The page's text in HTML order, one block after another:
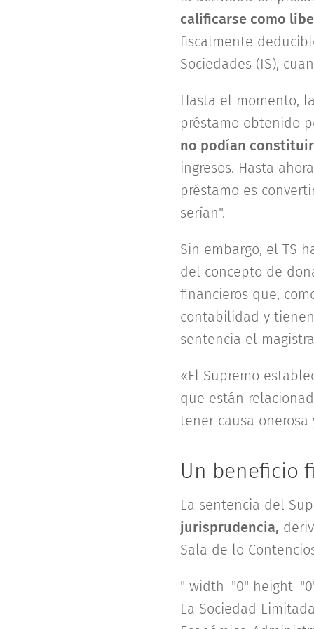
calificarse como
fiscalmente
Sociedades (IS),
Hasta el momento,
préstamo obtenido
no podían
ingresos. Hasta
préstamo es
serían".
Sin embargo, el TS
del concepto de
financieros que,
contabilidad y
sentencia el
«El Supremo
que están
tener causa onerosa
Un beneficio
La sentencia del
jurisprudencia,
Sala de lo
" width="0"
La Sociedad